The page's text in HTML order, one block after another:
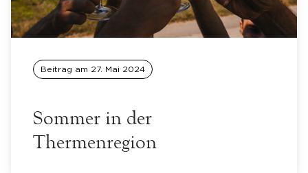
Beitrag am 27. Mai 2024
Sommer in der
Thermenregion